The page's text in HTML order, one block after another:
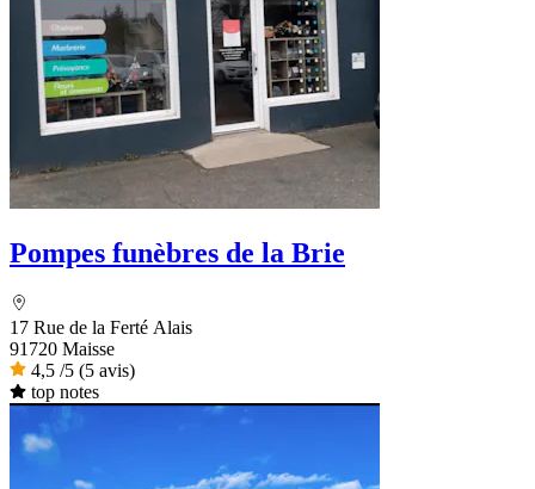
Pompes funèbres de la Brie
17 Rue de la Ferté Alais
91720 Maisse
4,5 /5 (5 avis)
top notes